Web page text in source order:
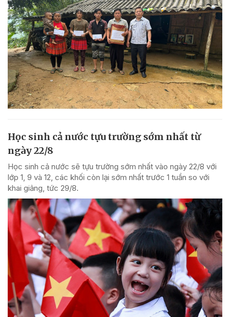
Học sinh cả nước tựu trường sớm nhất từ
ngày 22/8
Học sinh cả nước sẽ tựu trường sớm nhất vào ngày 22/8 với
lớp 1, 9 và 12, các khối còn lại sớm nhất trước 1 tuần so với
khai giảng, tức 29/8.